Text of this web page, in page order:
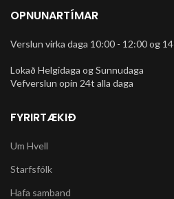
OPNUNARTÍMAR
Verslun virka daga 10:00 - 12:00 og
Lokað Helgidaga og Sunnudaga
Vefverslun opin 24t alla daga
FYRIRTÆKIÐ
Um Hvell
Starfsfólk
Hafa samband